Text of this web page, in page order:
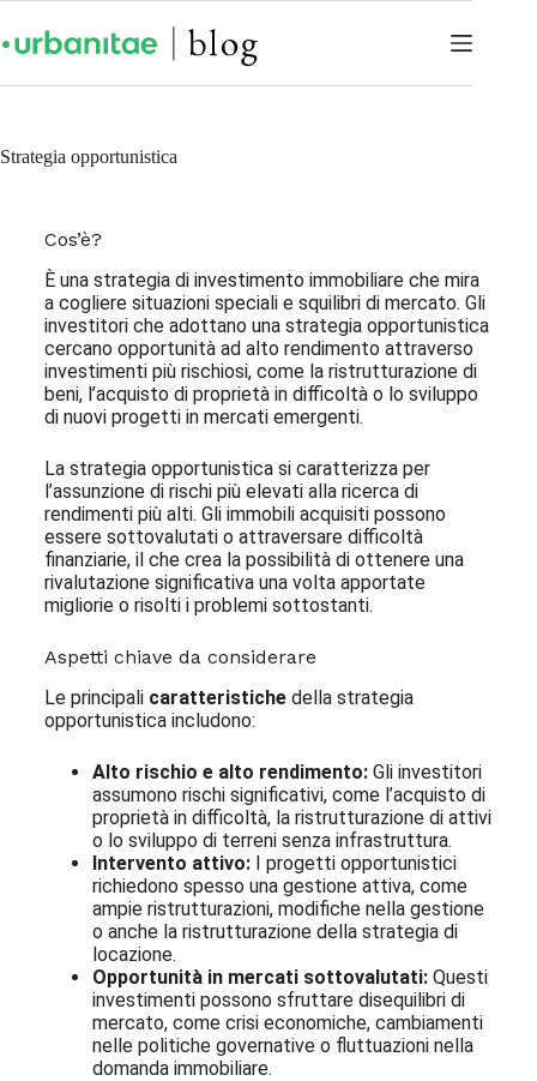
Strategia opportunistica
Cos’è?
È una strategia di investimento immobiliare che mira
a cogliere situazioni speciali e squilibri di mercato. Gli
investitori che adottano una strategia opportunistica
cercano opportunità ad alto rendimento attraverso
investimenti più rischiosi, come la ristrutturazione di
beni, l’acquisto di proprietà in difficoltà o lo sviluppo
di nuovi progetti in mercati emergenti.
La strategia opportunistica si caratterizza per
l’assunzione di rischi più elevati alla ricerca di
rendimenti più alti. Gli immobili acquisiti possono
essere sottovalutati o attraversare difficoltà
finanziarie, il che crea la possibilità di ottenere una
rivalutazione significativa una volta apportate
migliorie o risolti i problemi sottostanti.
Aspetti chiave da considerare
Le principali caratteristichedella strategia
opportunistica includono:
Alto rischio e alto rendimento: Gli investitori
assumono rischi significativi, come l’acquisto di
proprietà in difficoltà, la ristrutturazione di attivi
o lo sviluppo di terreni senza infrastruttura.
Intervento attivo:I progetti opportunistici
richiedono spesso una gestione attiva, come
ampie ristrutturazioni, modifiche nella gestione
o anche la ristrutturazione della strategia di
locazione.
Opportunità in mercati sottovalutati: Questi
investimenti possono sfruttare disequilibri di
mercato, come crisi economiche, cambiamenti
nelle politiche governative o fluttuazioni nella
domanda immobiliare.